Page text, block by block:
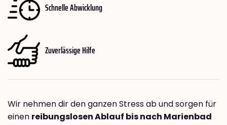
Schnelle Abwicklung
Zuverlässige Hilfe
Wir nehmen dir den ganzen Stress ab und sorgen für
einen reibungslosen Ablauf bis nach Marienbad